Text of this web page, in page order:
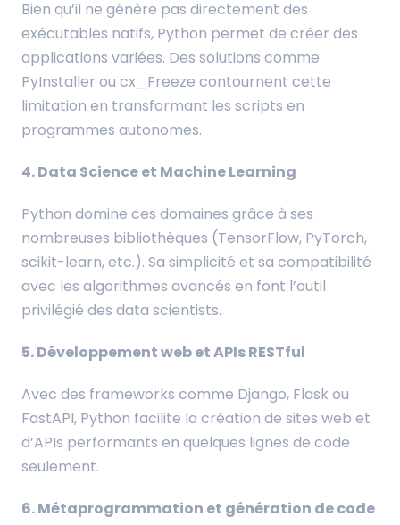
Bien qu’il ne génère pas directement des
exécutables natifs, Python permet de créer des
applications variées. Des solutions comme
PyInstaller ou cx_Freeze contournent cette
limitation en transformant les scripts en
programmes autonomes.
4. Data Science et Machine Learning
Python domine ces domaines grâce à ses
nombreuses bibliothèques (TensorFlow, PyTorch,
scikit-learn, etc.). Sa simplicité et sa compatibilité
avec les algorithmes avancés en font l’outil
privilégié des data scientists.
5. Développement web et APIs RESTful
Avec des frameworks comme Django, Flask ou
FastAPI, Python facilite la création de sites web et
d’APIs performants en quelques lignes de code
seulement.
6. Métaprogrammation et génération de code